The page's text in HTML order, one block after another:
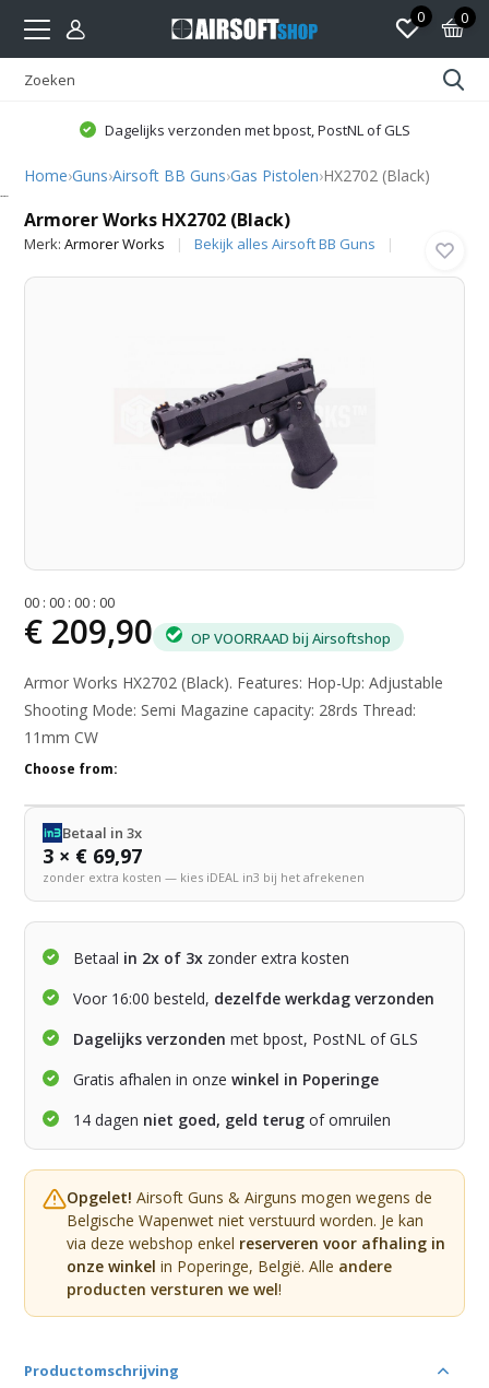
0 0
Dagelijks verzonden met bpost, PostNL of GLS
Home›Guns›Airsoft BB Guns›Gas Pistolen›HX2702 (Black)
Armorer Works HX2702 (Black)
Merk:Armorer Works Bekijk alles Airsoft BB Guns
00 :00 :00 :00
€ 209,90 OP VOORRAAD bij Airsoftshop
Armor Works HX2702 (Black). Features: Hop-Up: Adjustable
Shooting Mode: Semi Magazine capacity: 28rds Thread:
11mm CW
Choose from:
Betaal in 3x
3 × € 69,97
zonder extra kosten — kies iDEAL in3 bij het afrekenen
Betaal in 2x of 3x zonder extra kosten
Voor 16:00 besteld, dezelfde werkdag verzonden
Dagelijks verzonden met bpost, PostNL of GLS
Gratis afhalen in onzewinkel in Poperinge
14 dagen niet goed, geld terug of omruilen
Opgelet! Airsoft Guns & Airguns mogen wegens de
Belgische Wapenwet niet verstuurd worden. Je kan
via deze webshop enkel reserveren voor afhaling in
onze winkel in Poperinge, België. Alle andere
producten versturen we wel!
Productomschrijving